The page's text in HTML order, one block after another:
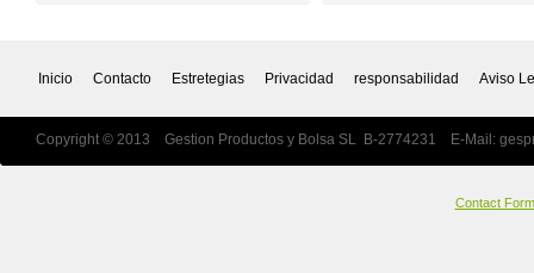
Inicio Contacto Estretegias Privacidad responsabilidad Aviso
Copyright © 2013 Gestion Productos y Bolsa SL B-2774231 E-Mail:
Contact Form